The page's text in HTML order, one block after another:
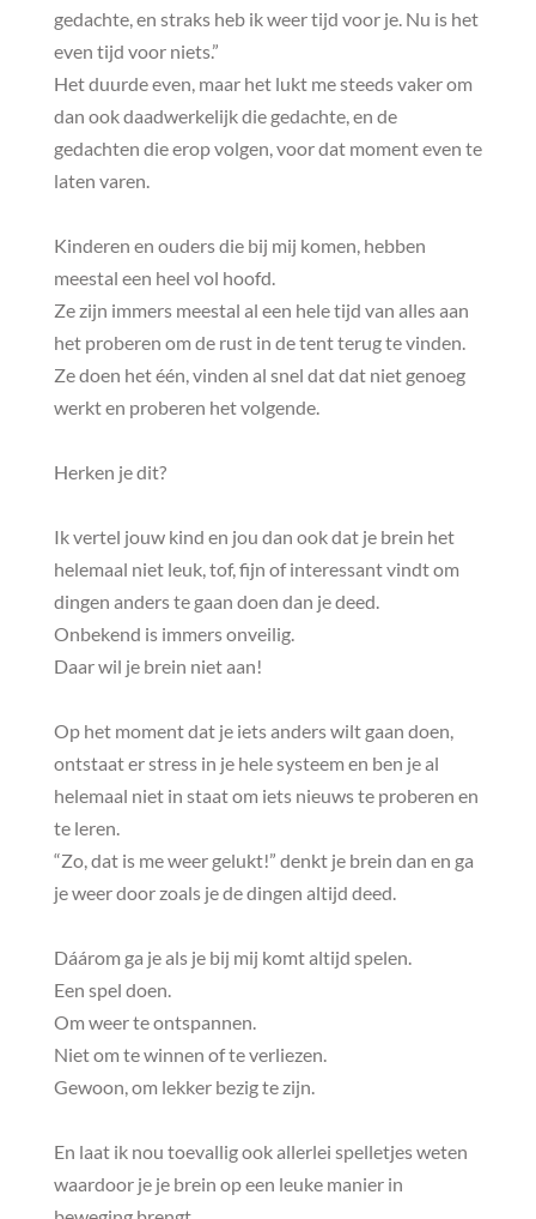
gedachte, en straks heb ik weer tijd voor je. Nu is het
even tijd voor niets.”
Het duurde even, maar het lukt me steeds vaker om
dan ook daadwerkelijk die gedachte, en de
gedachten die erop volgen, voor dat moment even te
laten varen.
Kinderen en ouders die bij mij komen, hebben
meestal een heel vol hoofd.
Ze zijn immers meestal al een hele tijd van alles aan
het proberen om de rust in de tent terug te vinden.
Ze doen het één, vinden al snel dat dat niet genoeg
werkt en proberen het volgende.
Herken je dit?
Ik vertel jouw kind en jou dan ook dat je brein het
helemaal niet leuk, tof, fijn of interessant vindt om
dingen anders te gaan doen dan je deed.
Onbekend is immers onveilig.
Daar wil je brein niet aan!
Op het moment dat je iets anders wilt gaan doen,
ontstaat er stress in je hele systeem en ben je al
helemaal niet in staat om iets nieuws te proberen en
te leren.
“Zo, dat is me weer gelukt!” denkt je brein dan en ga
je weer door zoals je de dingen altijd deed.
Dáárom ga je als je bij mij komt altijd spelen.
Een spel doen.
Om weer te ontspannen.
Niet om te winnen of te verliezen.
Gewoon, om lekker bezig te zijn.
En laat ik nou toevallig ook allerlei spelletjes weten
waardoor je je brein op een leuke manier in